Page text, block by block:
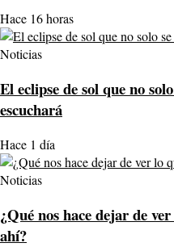
Hace 16 horas
Noticias
El eclipse de sol que no
escuchará
Hace 1 día
Noticias
¿Qué nos hace dejar de
ahí?